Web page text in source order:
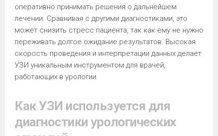
оперативно принимать решения о дальнейшем
лечении. Сравнивая с другими диагностиками, это
может снизить стресс пациента, так как ему не нужно
переживать долгое ожидание результатов. Высокая
скорость проведения и интерпретации данных делает
УЗИ уникальным инструментом для врачей,
работающих в урологии.
Как УЗИ используется для
диагностики урологических